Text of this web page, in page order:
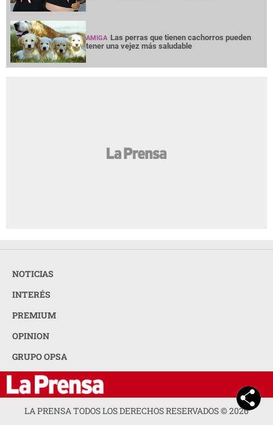
AMIGA Las perras que tienen cachorros pueden
tener una vejez más saludable
NOTICIAS
INTERÉS
PREMIUM
OPINION
GRUPO OPSA
LA PRENSA TODOS LOS DERECHOS RESERVADOS ©2026